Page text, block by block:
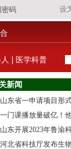
医学科普
新闻
山东省一申请项目形
一门课播放量破亿！
山东开展2023年鲁渝
河北省科技厅发布生